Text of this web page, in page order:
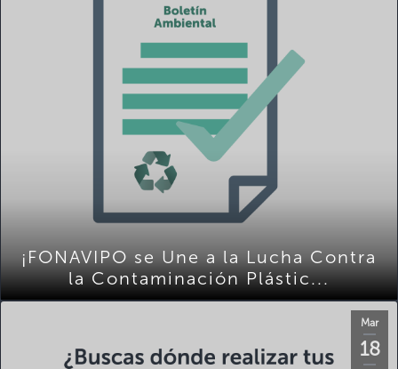
¡FONAVIPO se Une a la Lucha Contra
la Contaminación Plástic...
Mar
18